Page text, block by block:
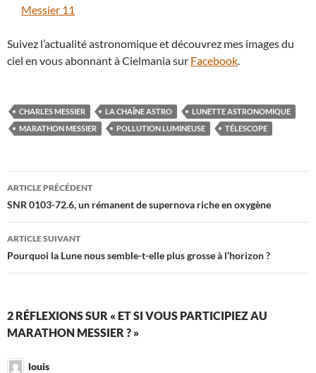
Messier 11
Suivez l’actualité astronomique et découvrez mes images du
ciel en vous abonnant à Cielmania sur Facebook
CHARLES MESSIER LA CHAÎNE ASTRO
LUNETTE ASTRONOMIQUE
MARATHON MESSIER
POLLUTION LUMINEUSE TÉLESCOPE
Navigation
des
articles
ARTICLE PRÉCÉDENT
SNR 0103-72.6, un rémanent de supernova riche en oxygène
ARTICLE SUIVANT
Pourquoi la Lune nous semble-t-elle plus grosse à l’horizon ?
2 RÉFLEXIONS SUR « ET SI VOUS PARTICIPIEZ AU
MARATHON MESSIER ? »
louis